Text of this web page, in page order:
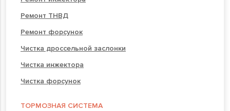
Ремонт ТНВД
Ремонт форсунок
Чистка дроссельной заслонки
Чистка инжектора
Чистка форсунок
ТОРМОЗНАЯ СИСТЕМА